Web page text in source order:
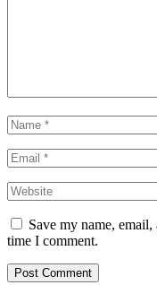
Save my name,
time I comment.